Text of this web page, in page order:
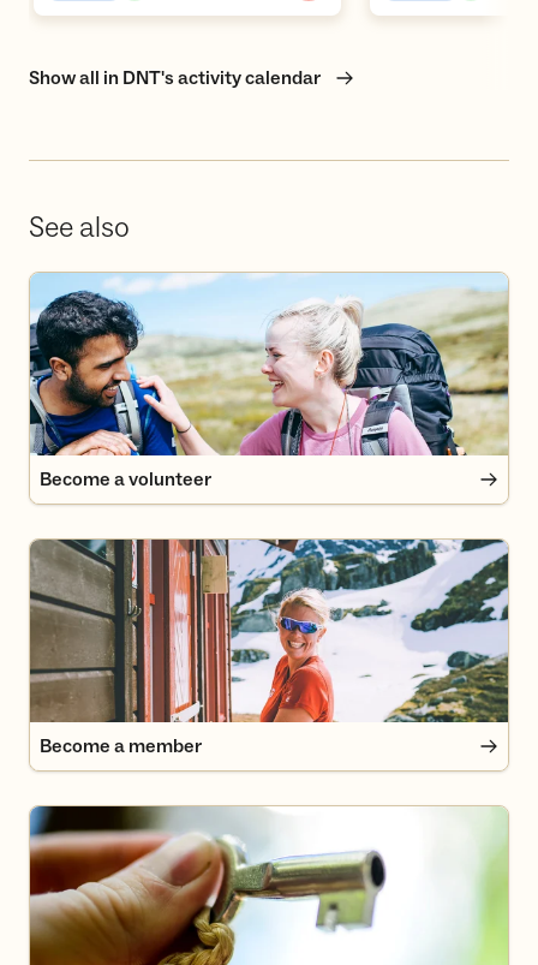
Show all in DNT's activity calendar
See also
Become a volunteer
Become a volunteer
Become a member
Become a member
Medlemsfordeler